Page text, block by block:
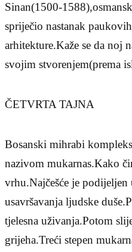
Sinan(1500-
spriječio nastanak
arhitekture.Kaže se da noj
svojim stvorenjem(prema
ČETVRTA TAJNA
Bosanski mihrabi
nazivom mukarnas.Kako
vrhu.Najčešće je podijeljen
usavršavanja ljudske
tjelesna uživanja.Potom
grijeha.Treći stepen